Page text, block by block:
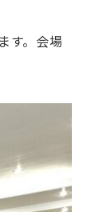
す。会場